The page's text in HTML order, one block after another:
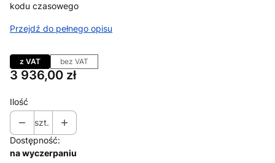
kodu czasowego
Przejdź do pełnego opisu
z VAT bez VAT
Cena
3 936,00 zł
Ilość
szt.
Dostępność:
na wyczerpaniu